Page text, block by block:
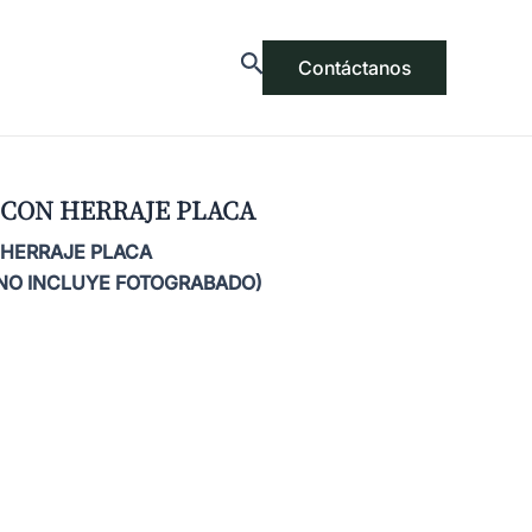
Contáctanos
HERRAJE PLACA
PLACA
INCLUYE FOTOGRABADO)